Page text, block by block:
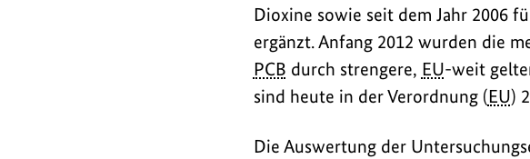
Dioxine sowie seit dem Jahr 2006
ergänzt. Anfang 2012 wurden die
PCB durch strengere, EU-weit
sind heute in der Verordnung (EU)
Die Auswertung der